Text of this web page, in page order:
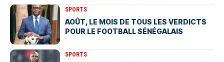
SPORTS
AOÛT, LE MOIS DE TOUS LES VERDICTS
POUR LE FOOTBALL SÉNÉGALAIS
SPORTS